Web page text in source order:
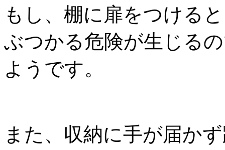
もし、棚に扉をつける
ぶつかる危険が生じる
ようです。
また、収納に手が届か